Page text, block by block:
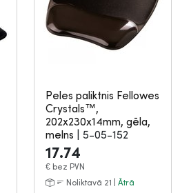
Peles paliktnis Fellowes
Crystals™,
202x230x14mm, gēla,
melns
5-05-152
17.74
€ bez PVN
Noliktavā 21 | Ātrā